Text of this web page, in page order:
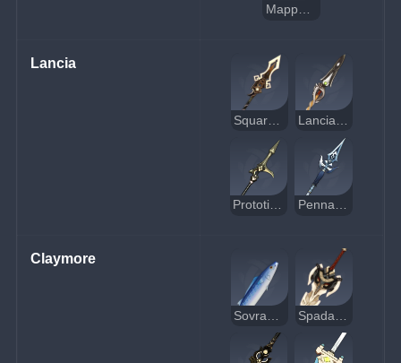
Mappa mare
Lancia
Squarciavortice
Prototipo di Luce stellare Pennacchio nero
Claymore